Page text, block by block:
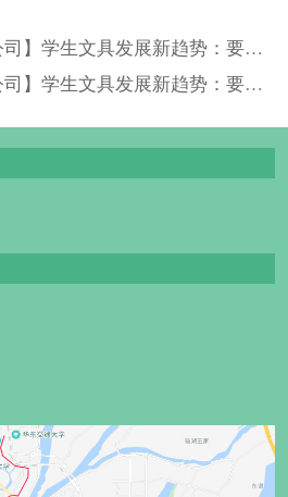
上一篇：【老街华纳公司】学生文具发展新趋势：要漂亮更要安全
下一篇：【老街华纳公司】学生文具发展新趋势：要漂亮更要安全